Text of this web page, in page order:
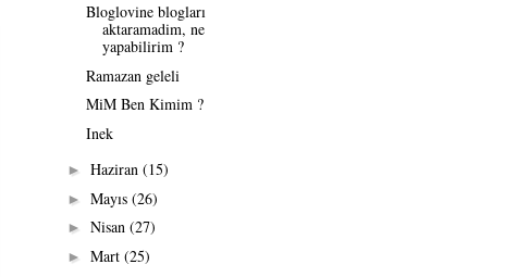
Bloglovine blogları
aktaramadim, ne
yapabilirim ?
Ramazan geleli
MiM Ben Kimim ?
Inek
► Haziran (15)
► Mayıs (26)
► Nisan (27)
► Mart (25)